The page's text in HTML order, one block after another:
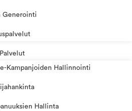
Generointi
Kampanjoiden Hallinnointi
Hallinta